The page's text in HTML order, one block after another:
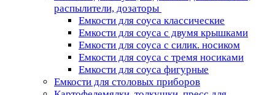
распылители, дозаторы
Емкости для соуса классические
Емкости для соуса с двумя крышками
Емкости для соуса с силик. носиком
Емкости для соуса с тремя носиками
Емкости для соуса фигурные
Емкости для столовых приборов